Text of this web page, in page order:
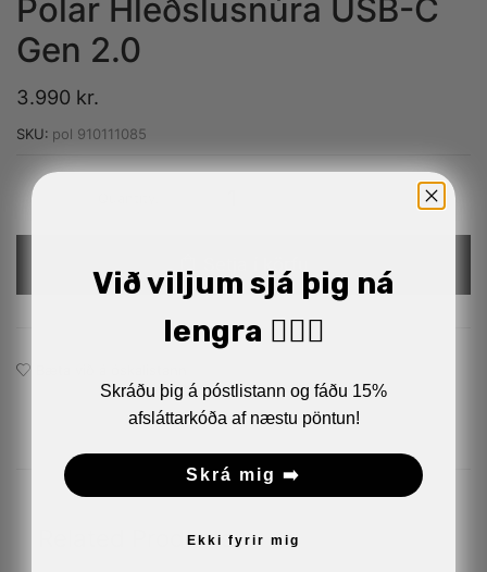
Polar Hleðslusnúra USB-C
Gen 2.0
3.990 kr.
SKU: pol 910111085
Related Products
Við viljum sjá þig ná
lengra 🏋🏼‍♂️
Skráðu þig á póstlistann og fáðu 15%
afsláttarkóða af næstu pöntun!
Skrá mig ➡️
Ekki fyrir mig